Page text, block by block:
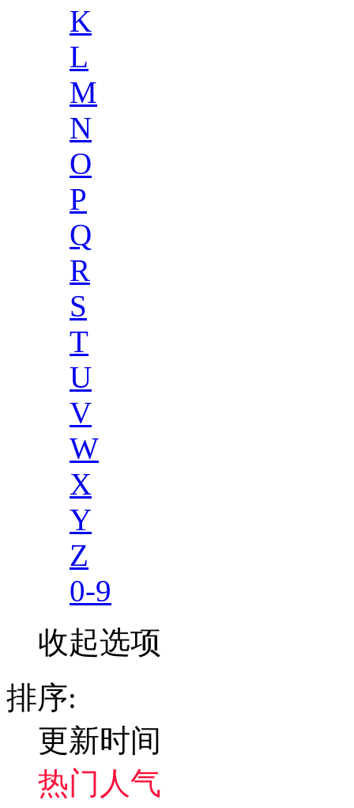
K
L
M
N
O
P
Q
R
S
T
U
V
W
X
Y
Z
0-9
收起选项
排序:
更新时间
热门人气